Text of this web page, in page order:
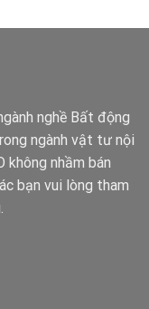
nghề Bất động
ngành vật tư nội
nhầm bán
bạn vui lòng tham